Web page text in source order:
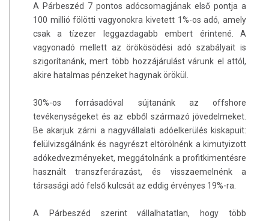
A Párbeszéd 7 pontos adócsomagjának első pontja a
100 millió fölötti vagyonokra kivetett 1%-os adó, amely
csak a tízezer leggazdagabb embert érintené. A
vagyonadó mellett az örökösödési adó szabályait is
szigorítanánk, mert több hozzájárulást várunk el attól,
akire hatalmas pénzeket hagynak örökül.
30%-os forrásadóval sújtanánk az offshore
tevékenységeket és az ebből származó jövedelmeket.
Be akarjuk zárni a nagyvállalati adóelkerülés kiskapuit:
felülvizsgálnánk és nagyrészt eltörölnénk a kimutyizott
adókedvezményeket, meggátolnánk a profitkimentésre
használt transzferárazást, és visszaemelnénk a
társasági adó felső kulcsát az eddig érvényes 19%-ra.
A Párbeszéd szerint vállalhatatlan, hogy több